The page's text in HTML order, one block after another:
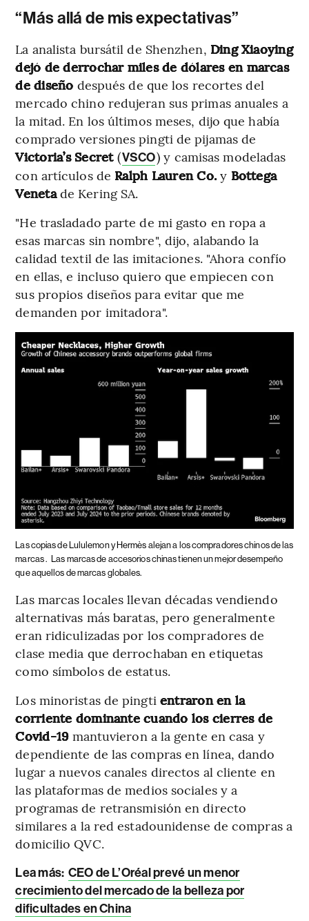
“Más allá de mis expectativas”
La analista bursátil de Shenzhen, Ding Xiaoying
dejó de derrochar miles de dólares en marcas
de diseño después de que los recortes del
mercado chino redujeran sus primas anuales a
la mitad. En los últimos meses, dijo que había
comprado versiones pingti de pijamas de
Victoria’s Secret (VSCO) y camisas modeladas
con artículos de Ralph Lauren Co.y Bottega
Venetade Kering SA.
"He trasladado parte de mi gasto en ropa a
esas marcas sin nombre", dijo, alabando la
calidad textil de las imitaciones. "Ahora confío
en ellas, e incluso quiero que empiecen con
sus propios diseños para evitar que me
demanden por imitadora".
Las copias de Lululemon y Hermès alejan a los compradores chinos de las
marcas . Las marcas de accesorios chinas tienen un mejor desempeño
que aquellos de marcas globales.
Las marcas locales llevan décadas vendiendo
alternativas más baratas, pero generalmente
eran ridiculizadas por los compradores de
clase media que derrochaban en etiquetas
como símbolos de estatus.
Los minoristas de pingti entraron en la
corriente dominante cuando los cierres de
Covid-19 mantuvieron a la gente en casa y
dependiente de las compras en línea, dando
lugar a nuevos canales directos al cliente en
las plataformas de medios sociales y a
programas de retransmisión en directo
similares a la red estadounidense de compras a
domicilio QVC.
Lea más: CEO de L’Oréal prevé un menor
crecimiento del mercado de la belleza por
dificultades en China